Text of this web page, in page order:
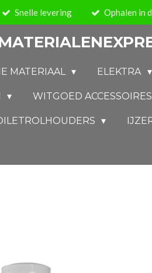
Snelle levering Ophalen in
MATERIAAL ELEKTRA
WITGOED ACCESSOIRES